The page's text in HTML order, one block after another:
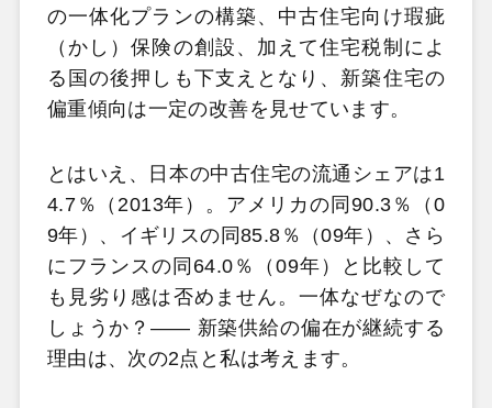
の一体化プランの構築、中古住宅向け瑕疵
（かし）保険の創設、加えて住宅税制によ
る国の後押しも下支えとなり、新築住宅の
偏重傾向は一定の改善を見せています。
とはいえ、日本の中古住宅の流通シェアは1
4.7％（2013年）。アメリカの同90.3％（0
9年）、イギリスの同85.8％（09年）、さら
にフランスの同64.0％（09年）と比較して
も見劣り感は否めません。一体なぜなので
しょうか？―― 新築供給の偏在が継続する
理由は、次の2点と私は考えます。